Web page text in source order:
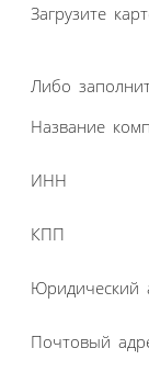
Загрузите
Либо
Название
ИНН
КПП
Юридический
Почтовый